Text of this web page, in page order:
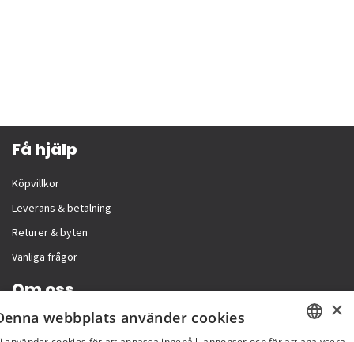
Få hjälp
Köpvillkor
Leverans & betalning
Returer & byten
Vanliga frågor
Om oss
Företagsinformation
×
webbplats använder cookies